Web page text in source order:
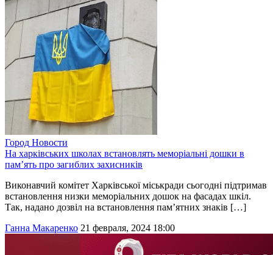
Город Новости
На харківських школах встановлять меморіальні дошки в
пам’ять про загиблих захисників
Виконавчий комітет Харківської міськради сьогодні підтримав
встановлення низки меморіальних дошок на фасадах шкіл.
Так, надано дозвіл на встановлення пам’ятних знаків […]
Ганна Макаренко 21 февраля, 2024 18:00